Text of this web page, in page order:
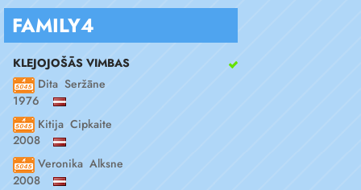
FAMILY4
KLEJOJOŠĀS VIMBAS
Dita Seržāne
1976
Kitija Cipkaite
2008
Veronika Alksne
2008